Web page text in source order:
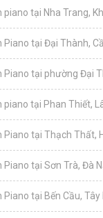
piano tại Nha Trang,
Piano tại Đại Thành,
Piano tại phường Đại
piano tại Phan Thiết,
Piano tại Thạch Thất,
Piano tại Sơn Trà, Đà
tại Bến Cầu, Tây